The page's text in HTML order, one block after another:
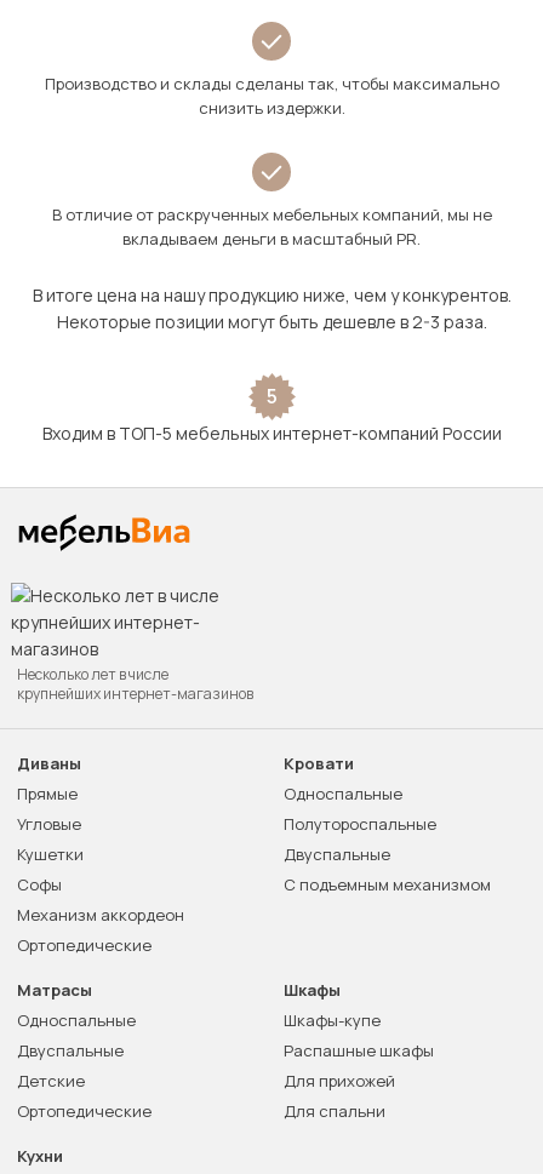
Производство и склады сделаны так, чтобы максимально
снизить издержки.
В отличие от раскрученных мебельных компаний, мы не
вкладываем деньги в масштабный PR.
В итоге цена на нашу продукцию ниже, чем у конкурентов.
Некоторые позиции могут быть дешевле в 2-3 раза.
5
Входим в ТОП-5 мебельных интернет-компаний России
Несколько лет в числе
крупнейших интернет-магазинов
Диваны
Прямые
Угловые
Кушетки
Софы
Механизм аккордеон
Ортопедические
Кровати
Односпальные
Полутороспальные
Двуспальные
С подъемным механизмом
Матрасы
Односпальные
Двуспальные
Детские
Ортопедические
Шкафы
Шкафы-купе
Распашные шкафы
Для прихожей
Для спальни
Кухни